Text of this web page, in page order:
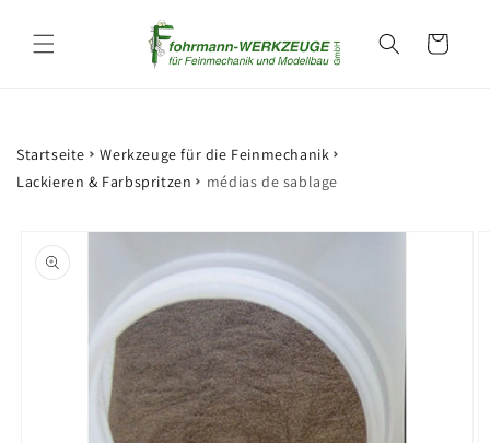
au
Panier
Startseite
Werkzeuge für die Feinmechanik
Lackieren & Farbspritzen
médias de sablage
Passer aux
informations
produits